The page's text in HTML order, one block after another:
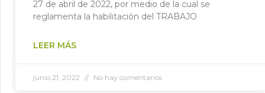
27 de abril de 2022, por medio de la cual se
reglamenta la habilitación del TRABAJO
LEER MÁS
junio 21, 2022 No hay comentarios